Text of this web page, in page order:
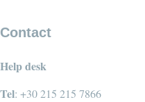
Contact
Help desk
Tel: +30 215 215 7866